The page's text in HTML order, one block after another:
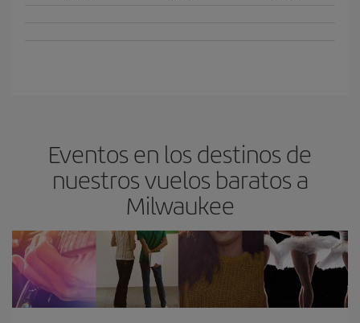
Eventos en los destinos de
nuestros vuelos baratos a
Milwaukee